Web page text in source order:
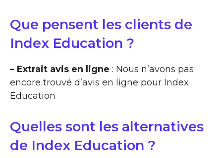
Que pensent les clients de
Index Education ?
– Extrait avis en ligne : Nous n’avons pas
encore trouvé d’avis en ligne pour Index
Education
Quelles sont les alternatives
de Index Education ?